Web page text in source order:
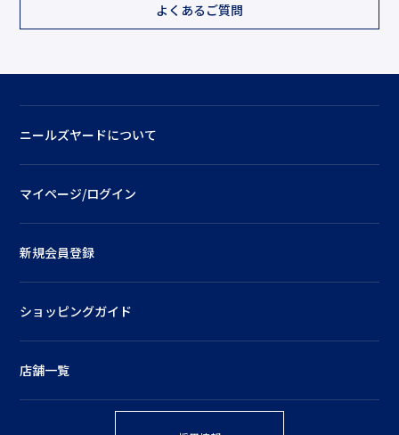
よくあるご質問
ニールズヤードについて
マイページ/ログイン
新規会員登録
ショッピングガイド
店舗一覧